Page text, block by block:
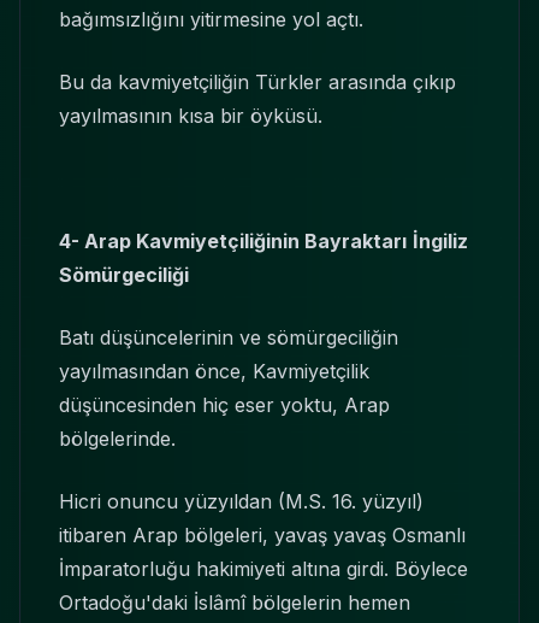
bağımsızlığını yitirmesine yol açtı.
Bu da kavmiyetçiliğin Türkler arasında çıkıp
yayılmasının kısa bir öyküsü.
4- Arap Kavmiyetçiliğinin Bayraktarı İngiliz
Sömürgeciliği
Batı düşüncelerinin ve sömürgeciliğin
yayılmasından önce, Kavmiyetçilik
düşüncesinden hiç eser yoktu, Arap
bölgelerinde.
Hicri onuncu yüzyıldan (M.S. 16. yüzyıl)
itibaren Arap bölgeleri, yavaş yavaş Osmanlı
İmparatorluğu hakimiyeti altına girdi. Böylece
Ortadoğu'daki İslâmî bölgelerin hemen